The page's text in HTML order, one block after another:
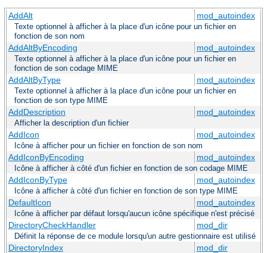
AddAlt mod_autoindex
Texte optionnel à afficher à la place d'un icône pour un fichier en
fonction de son nom
AddAltByEncoding mod_autoindex
Texte optionnel à afficher à la place d'un icône pour un fichier en
fonction de son codage MIME
AddAltByType mod_autoindex
Texte optionnel à afficher à la place d'un icône pour un fichier en
fonction de son type MIME
AddDescription mod_autoindex
Afficher la description d'un fichier
AddIcon mod_autoindex
Icône à afficher pour un fichier en fonction de son nom
AddIconByEncoding mod_autoindex
Icône à afficher à côté d'un fichier en fonction de son codage MIME
AddIconByType mod_autoindex
Icône à afficher à côté d'un fichier en fonction de son type MIME
DefaultIcon mod_autoindex
Icône à afficher par défaut lorsqu'aucun icône spécifique n'est précisé
DirectoryCheckHandler mod_dir
Définit la réponse de ce module lorsqu'un autre gestionnaire est utilisé
DirectoryIndex mod_dir